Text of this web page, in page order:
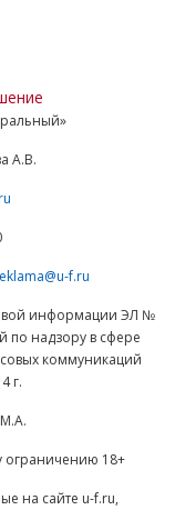
А.В.
f.ru
информации ЭЛ №
по надзору в сфере
коммуникаций
г.
ограничению 18+
на сайте u-f.ru,